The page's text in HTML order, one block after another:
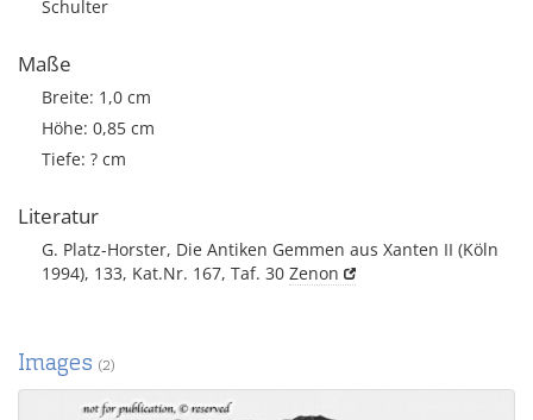
Schulter
Maße
Breite: 1,0 cm
Höhe: 0,85 cm
Tiefe: ? cm
Literatur
G. Platz-Horster, Die Antiken Gemmen aus Xanten II (Köln
1994), 133, Kat.Nr. 167, Taf. 30 Zenon
Images (2)